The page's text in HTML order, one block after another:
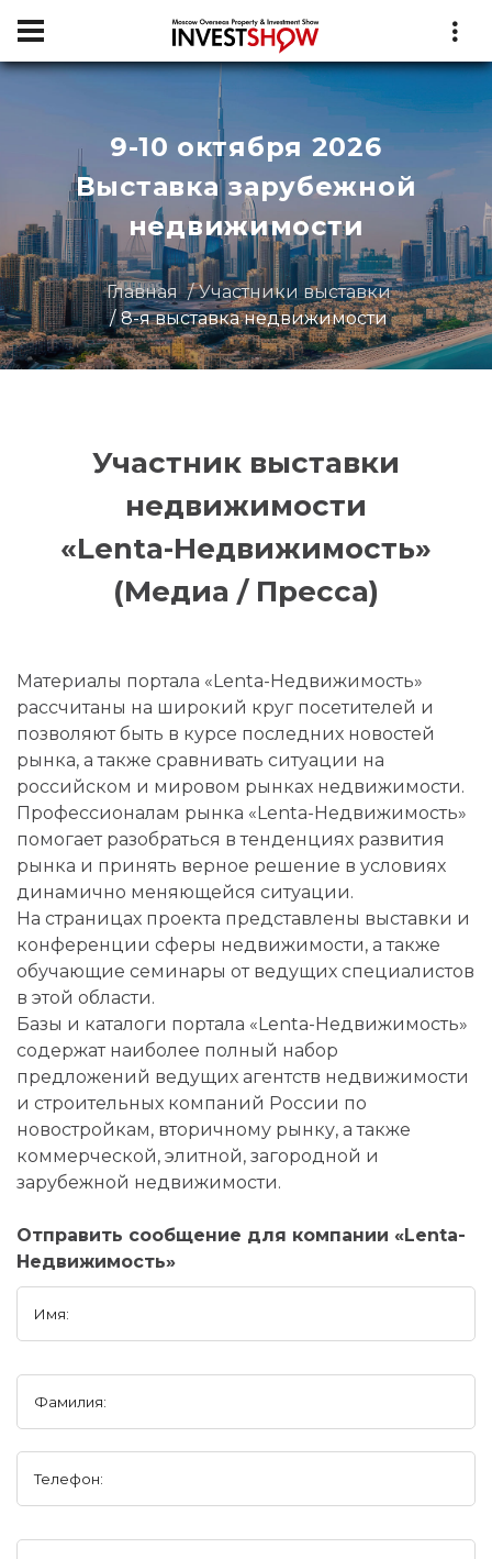
9-10 октября 2026
Выставка зарубежной
недвижимости
Главная
Участники выставки
8-я выставка недвижимости
Участник выставки
недвижимости
«Lenta-Недвижимость»
(Медиа / Пресса)
Материалы портала «Lenta-Недвижимость»
рассчитаны на широкий круг посетителей и
позволяют быть в курсе последних новостей
рынка, а также сравнивать ситуации на
российском и мировом рынках недвижимости.
Профессионалам рынка «Lenta-Недвижимость»
помогает разобраться в тенденциях развития
рынка и принять верное решение в условиях
динамично меняющейся ситуации.
На страницах проекта представлены выставки и
конференции сферы недвижимости, а также
обучающие семинары от ведущих специалистов
в этой области.
Базы и каталоги портала «Lenta-Недвижимость»
содержат наиболее полный набор
предложений ведущих агентств недвижимости
и строительных компаний России по
новостройкам, вторичному рынку, а также
коммерческой, элитной, загородной и
зарубежной недвижимости.
Отправить сообщение для компании «Lenta-
Недвижимость»
Имя:
Фамилия:
Телефон: